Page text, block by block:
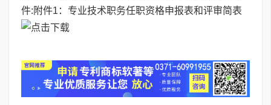
件: 附件1：专业技术职务任职资格申报表和评审简表